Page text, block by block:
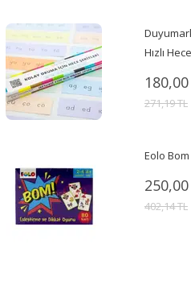
Hızlı
271,19 TL
Eolo
402,14 TL